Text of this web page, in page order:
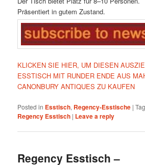
Präsentiert in gutem Zustand.
KLICKEN SIE HIER, UM DIESEN
ESSTISCH MIT RUNDER ENDE AUS
CANONBURY ANTIQUES ZU KAUFEN
Posted in Esstisch, Regency-Esstische |
Regency Esstisch | Leave a reply
Regency Esstisch –